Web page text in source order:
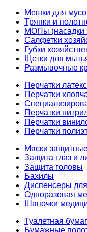
Мешки для
Тряпки и
МОПы (насадки
Салфетки
Губки
Щетки для
Размывочные
Перчатки
Перчатки
Перчатки
Перчатки
Перчатки
Маски
Защита глаз и
Защита головы
Бахилы
Диспенсеры
Одноразовая
Шапочки
Туалетная
Бумажные